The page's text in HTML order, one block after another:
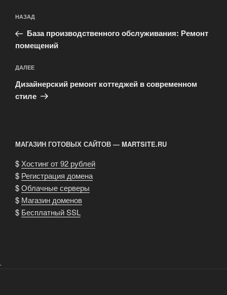
по
записям
Предыдущая
запись:
НАЗАД
База производственного обслуживания: Ремонт
помещений
Следующая
запись
ДАЛЕЕ
Дизайнерский ремонт коттеджей в современном
стиле
МАГАЗИН ГОТОВЫХ САЙТОВ — MARTSITE.RU
$Хостинг от 92 рублей
$ Регистрация домена
$Облачные серверы
$ Магазин доменов
$ Бесплатный SSL
.